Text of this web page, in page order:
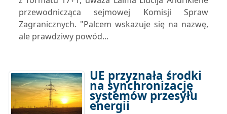
przewodnicząca sejmowej Komisji Spraw
Zagranicznych. "Palcem wskazuje się na nazwę,
ale prawdziwy powód...
UE przyznała środki
na synchronizację
systemów przesyłu
energii